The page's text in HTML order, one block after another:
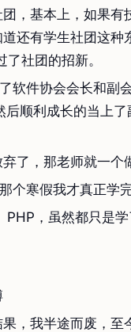
，基本上，如果有
还有学生社团这种
社团的招新。
软件协会会长和副
顺利成长的当上
了，那老师就一个
个寒假我才真正学
，虽然都只是
，我半途而废，至